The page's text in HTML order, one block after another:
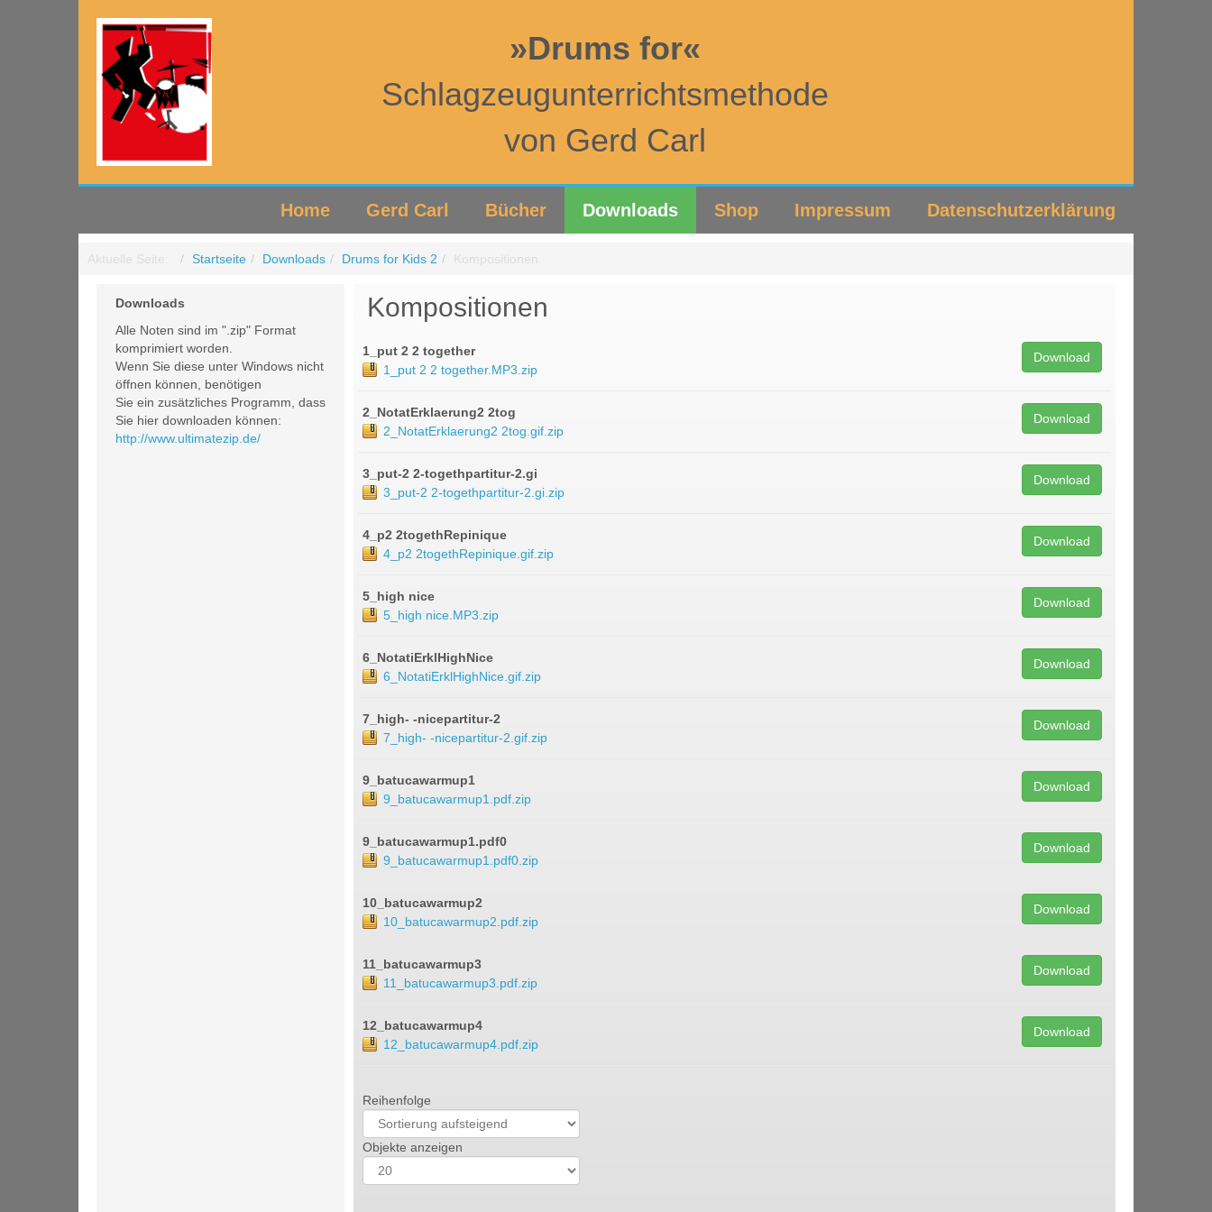
»Drums for«
Schlagzeugunterrichtsmethode
von Gerd Carl
Home Gerd Carl Bücher Downloads Shop Impressum Datenschutzerklärung
Aktuelle Seite: Startseite Downloads Drums for Kids 2 Kompositionen
Downloads
Alle Noten sind im ".zip" Format
komprimiert worden.
Wenn Sie diese unter Windows nicht
öffnen können, benötigen
Sie ein zusätzliches Programm, dass
Sie hier downloaden können:
http://www.ultimatezip.de/
Kompositionen
1_put 2 2 together
1_put 2 2 together.MP3.zip
Download
2_NotatErklaerung2 2tog
2_NotatErklaerung2 2tog.gif.zip
Download
3_put-2 2-togethpartitur-2.gi
3_put-2 2-togethpartitur-2.gi.zip
Download
4_p2 2togethRepinique
4_p2 2togethRepinique.gif.zip
Download
5_high nice
5_high nice.MP3.zip
Download
6_NotatiErklHighNice
6_NotatiErklHighNice.gif.zip
Download
7_high- -nicepartitur-2
7_high- -nicepartitur-2.gif.zip
Download
9_batucawarmup1
9_batucawarmup1.pdf.zip
Download
9_batucawarmup1.pdf0
9_batucawarmup1.pdf0.zip
Download
10_batucawarmup2
10_batucawarmup2.pdf.zip
Download
11_batucawarmup3
11_batucawarmup3.pdf.zip
Download
12_batucawarmup4
12_batucawarmup4.pdf.zip
Download
Reihenfolge
Objekte anzeigen